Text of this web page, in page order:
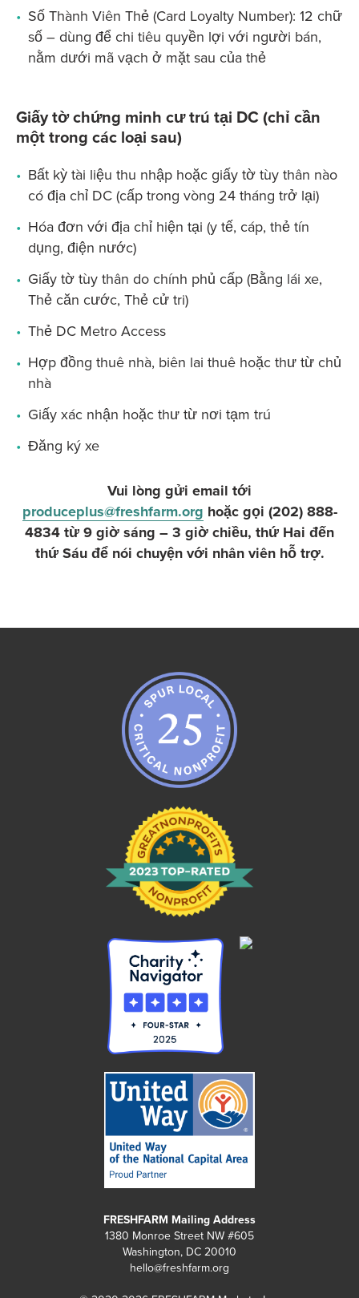
Số Thành Viên Thẻ (Card Loyalty Number): 12 chữ
số – dùng để chi tiêu quyền lợi với người bán,
nằm dưới mã vạch ở mặt sau của thẻ
Giấy tờ chứng minh cư trú tại DC (chỉ cần
một trong các loại sau)
Bất kỳ tài liệu thu nhập hoặc giấy tờ tùy thân nào
có địa chỉ DC (cấp trong vòng 24 tháng trở lại)
Hóa đơn với địa chỉ hiện tại (y tế, cáp, thẻ tín
dụng, điện nước)
Giấy tờ tùy thân do chính phủ cấp (Bằng lái xe,
Thẻ căn cước, Thẻ cử tri)
Thẻ DC Metro Access
Hợp đồng thuê nhà, biên lai thuê hoặc thư từ chủ
nhà
Giấy xác nhận hoặc thư từ nơi tạm trú
Đăng ký xe
Vui lòng gửi email tới
produceplus@freshfarm.org hoặc gọi (202) 888-
4834 từ 9 giờ sáng – 3 giờ chiều, thứ Hai đến
thứ Sáu để nói chuyện với nhân viên hỗ trợ.
FRESHFARM Mailing Address
1380 Monroe Street NW #605
Washington, DC 20010
hello@freshfarm.org